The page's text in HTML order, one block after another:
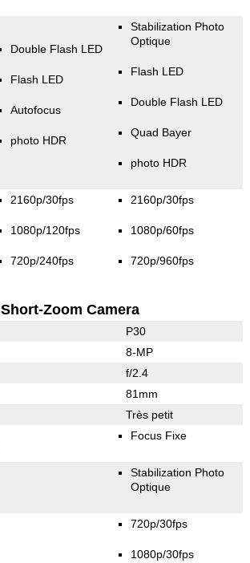
Double Flash LED
Flash LED
Autofocus
photo HDR
Stabilization Photo
Optique
Flash LED
Double Flash LED
Quad Bayer
photo HDR
2160p/30fps
1080p/120fps
720p/240fps
2160p/30fps
1080p/60fps
720p/960fps
Short-Zoom Camera
P30
8-MP
f/2.4
81mm
Très petit
Focus Fixe
Stabilization Photo
Optique
720p/30fps
1080p/30fps